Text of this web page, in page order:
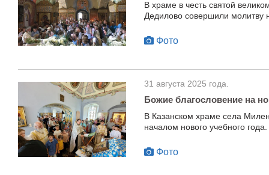
В храме в честь святой
Дедилово совершили молитву
Фото
31 августа 2025 года.
Божие благословение на
В Казанском храме села
началом нового учебного года.
Фото